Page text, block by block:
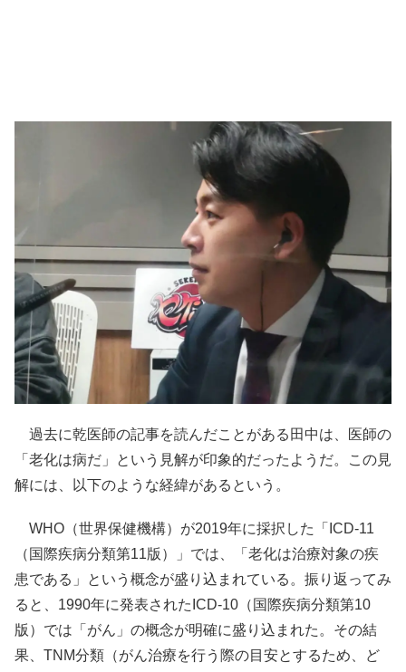
過去に乾医師の記事を読んだことがある田中は、医師の
「老化は病だ」という見解が印象的だったようだ。この見
解には、以下のような経緯があるという。
WHO（世界保健機構）が2019年に採択した「ICD-11
（国際疾病分類第11版）」では、「老化は治療対象の疾
患である」という概念が盛り込まれている。振り返ってみ
ると、1990年に発表されたICD-10（国際疾病分類第10
版）では「がん」の概念が明確に盛り込まれた。その結
果、TNM分類（がん治療を行う際の目安とするため、ど